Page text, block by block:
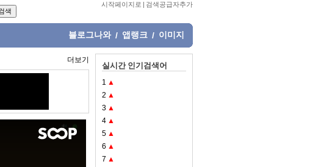
시작페이지로 | 검색공급자추가
블로그나와 / 앱랭크 / 이미지
더보기
실시간 인기검색어
1 ▲
2 ▲
3 ▲
4 ▲
5 ▲
6 ▲
7 ▲